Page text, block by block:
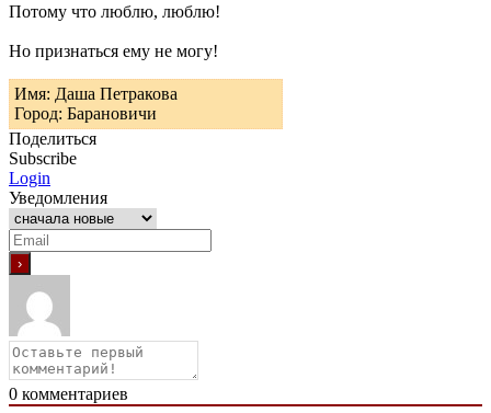
Потому что люблю, люблю!
Но признаться ему не могу!
Имя: Даша Петракова
Город: Барановичи
Поделиться
Subscribe
Login
Уведомления
0 комментариев